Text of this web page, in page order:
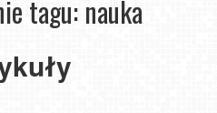
tagu: nauka